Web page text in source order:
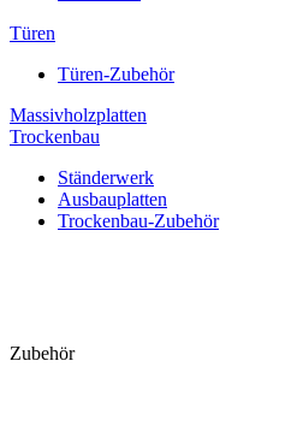
Türen
Türen-Zubehör
Massivholzplatten
Trockenbau
Ständerwerk
Ausbauplatten
Trockenbau-Zubehör
Zubehör